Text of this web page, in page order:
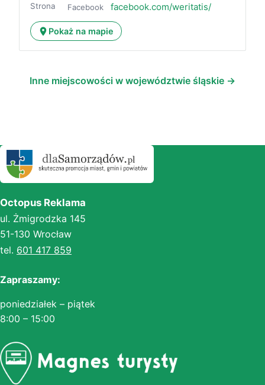
Strona Facebook facebook.com/weritatis/
Pokaż na mapie
Inne miejscowości w województwie śląskie →
Octopus Reklama
ul. Żmigrodzka 145
51-130 Wrocław
tel. 601 417 859
Zapraszamy:
poniedziałek – piątek
8:00 – 15:00